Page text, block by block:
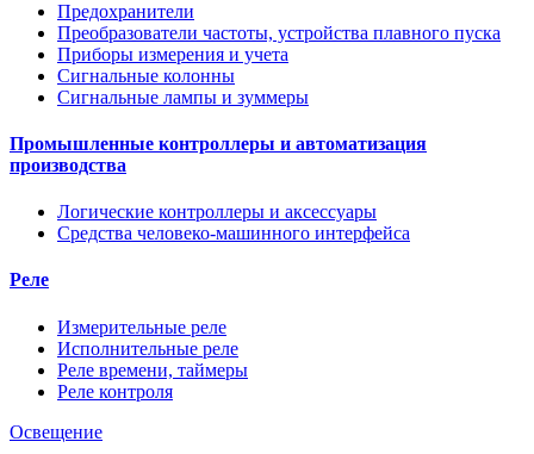
Предохранители
Преобразователи частоты, устройства плавного пуска
Приборы измерения и учета
Сигнальные колонны
Сигнальные лампы и зуммеры
Промышленные контроллеры и автоматизация
производства
Логические контроллеры и аксессуары
Средства человеко-машинного интерфейса
Реле
Измерительные реле
Исполнительные реле
Реле времени, таймеры
Реле контроля
Освещение